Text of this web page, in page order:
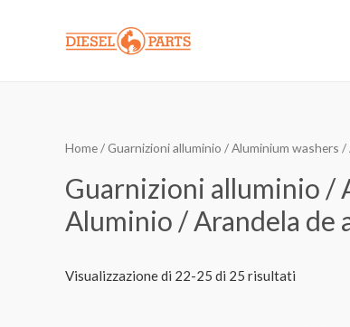
Home/Guarnizioni alluminio / Aluminium washers
Guarnizioni alluminio /
Aluminio / Arandela de
Visualizzazione di 22-25 di 25 risultati